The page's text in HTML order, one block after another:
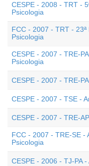
CESPE - 2008 - TRT -
Psicologia
FCC - 2007 - TRT -
Psicologia
CESPE - 2007 - TRE-
Psicologia
CESPE - 2007 - TRE-
CESPE - 2007 - TSE -
CESPE - 2007 - TRE-
FCC - 2007 - TRE-SE -
Psicologia
CESPE - 2006 - TJ-PA